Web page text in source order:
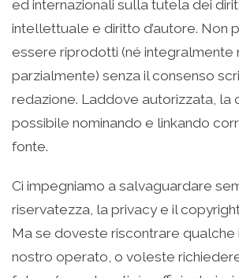
ed internazionali sulla tutela dei
intellettuale e diritto d’autore. Non
essere riprodotti (né integralmente
parzialmente) senza il consenso
redazione. Laddove autorizzata, la
possibile nominando e linkando
fonte.
Ci impegniamo a salvaguardare
riservatezza, la privacy e il
Ma se doveste riscontrare qualche
nostro operato, o voleste